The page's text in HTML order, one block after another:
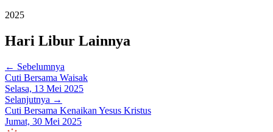
2025
Hari Libur Lainnya
← Sebelumnya
Cuti Bersama Waisak
Selasa, 13 Mei 2025
Selanjutnya →
Cuti Bersama Kenaikan Yesus Kristus
Jumat, 30 Mei 2025